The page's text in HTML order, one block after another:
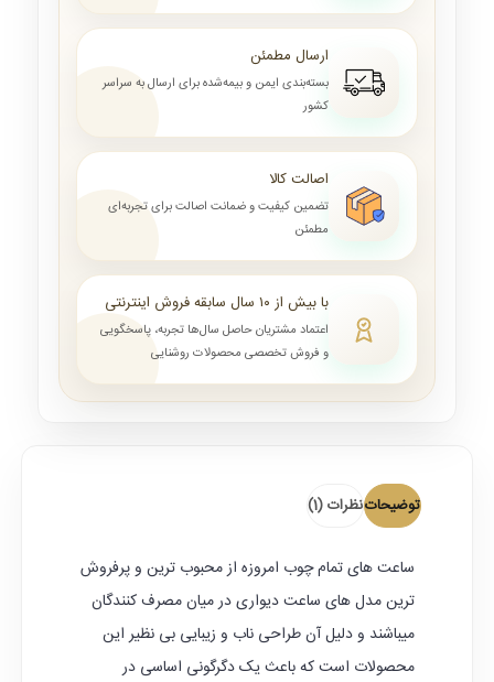
ارسال مطمئن
بسته‌بندی ایمن و بیمه‌شده برای ارسال به سراسر
کشور
اصالت کالا
تضمین کیفیت و ضمانت اصالت برای تجربه‌ای
مطمئن
با بیش از ۱۰ سال سابقه فروش اینترنتی
اعتماد مشتریان حاصل سال‌ها تجربه، پاسخگویی
و فروش تخصصی محصولات روشنایی
توضیحاتنظرات (1)
ساعت های تمام چوب امروزه از محبوب ترین و پرفروش
ترین مدل های ساعت دیواری در میان مصرف کنندگان
میباشند و دلیل آن طراحی ناب و زیبایی بی نظیر این
محصولات است که باعث یک دگرگونی اساسی در